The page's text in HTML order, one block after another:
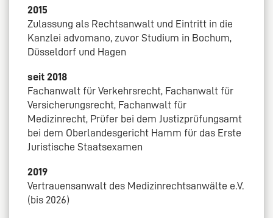
2015
Zulassung als Rechtsanwalt und Eintritt in die
Kanzlei advomano, zuvor Studium in Bochum,
Düsseldorf und Hagen
seit 2018
Fachanwalt für Verkehrsrecht, Fachanwalt für
Versicherungsrecht, Fachanwalt für
Medizinrecht, Prüfer bei dem Justizprüfungsamt
bei dem Oberlandesgericht Hamm für das Erste
Juristische Staatsexamen
2019
Vertrauensanwalt des Medizinrechtsanwälte e.V.
(bis 2026)